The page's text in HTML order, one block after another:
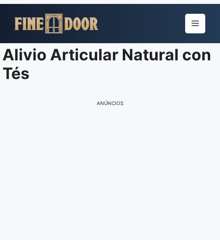
para
conteúdo
Menu
Alivio Articular Natural con
Tés
ANÚNCIOS